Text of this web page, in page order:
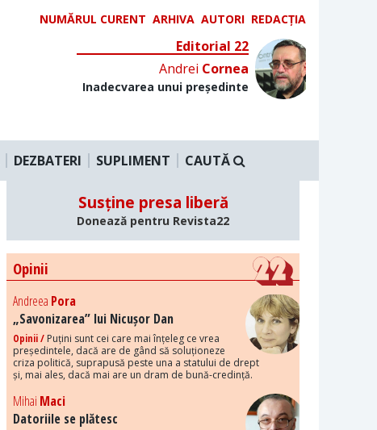
NUMĂRUL CURENT ARHIVA AUTORI REDACȚIA
Editorial 22
Andrei Cornea
Inadecvarea unui președinte
DEZBATERI SUPLIMENT CAUTĂ
Susține presa liberă
Donează pentru Revista22
Opinii
Andreea Pora
„Savonizarea” lui Nicușor Dan
Opinii / Puțini sunt cei care mai înțeleg ce vrea
președintele, dacă are de gând să soluționeze
criza politică, suprapusă peste una a statului de drept
și, mai ales, dacă mai are un dram de bună-credință.
Mihai Maci
Datoriile se plătesc